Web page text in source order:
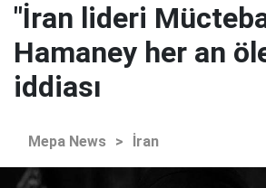
"İran lideri
Hamaney her an
iddiası
Mepa News > İran